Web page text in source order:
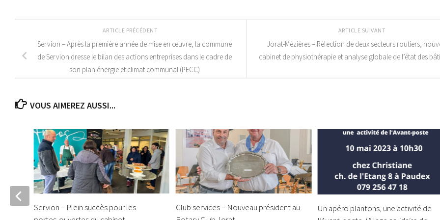
ARTICLE SUIVANT
Jorat-Mézières – Réfection de deux secteurs routiers,
cabinet de physiothérapie et analyse globale de l’état des
ARTICLE PRÉCÉDENT
Servion – Après la première année de mise en œuvre, la commune
de Servion dresse le bilan des actions entreprises dans le cadre de
son plan énergie et climat communal (PECC)
VOUS AIMEREZ AUSSI...
Club services – Nouveau président au
Un apéro plantons, une activité de
Servion – Plein succès pour les